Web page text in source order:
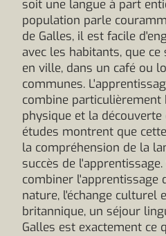
soit une langue à part
population parle
de Galles, il est facile
avec les habitants, que
en ville, dans un café ou
communes.
combine particulièrement
physique et la découverte
études montrent que
la compréhension de la
succès de
combiner l'apprentissage
nature, l'échange culturel
britannique, un séjour
Galles est exactement ce